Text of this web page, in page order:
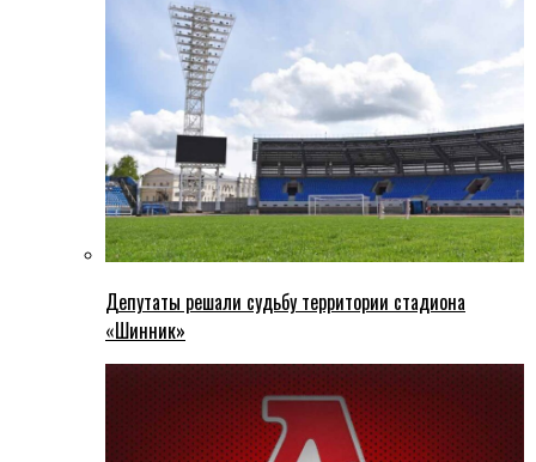
Депутаты решали судьбу территории стадиона
«Шинник»